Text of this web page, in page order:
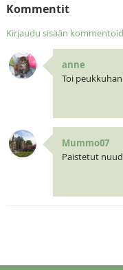
Kommentit
Kirjaudu sisään
anne
Toi
Mummo07
Paistetut